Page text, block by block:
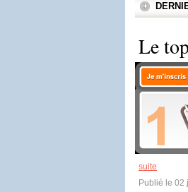
Le
suite
Publié le 02